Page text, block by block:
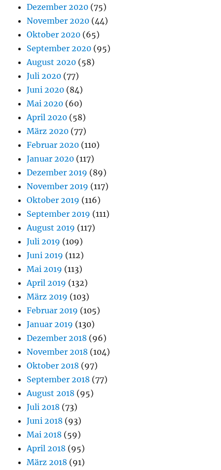
Dezember 2020 (75)
November 2020 (44)
Oktober 2020 (65)
September 2020 (95)
August 2020 (58)
Juli 2020 (77)
Juni 2020 (84)
Mai 2020 (60)
April 2020 (58)
März 2020 (77)
Februar 2020 (110)
Januar 2020 (117)
Dezember 2019 (89)
November 2019 (117)
Oktober 2019 (116)
September 2019 (111)
August 2019 (117)
Juli 2019 (109)
Juni 2019 (112)
Mai 2019 (113)
April 2019 (132)
März 2019 (103)
Februar 2019 (105)
Januar 2019 (130)
Dezember 2018 (96)
November 2018 (104)
Oktober 2018 (97)
September 2018 (77)
August 2018 (95)
Juli 2018 (73)
Juni 2018 (93)
Mai 2018 (59)
April 2018 (95)
März 2018 (91)